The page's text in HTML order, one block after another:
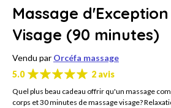
Massage
Visage (90 minutes)
Vendu par Orcéfa massage
5.0
2 avis
Quel plus beau cadeau offrir qu'un massage
corps et 30 minutes de massage visage?